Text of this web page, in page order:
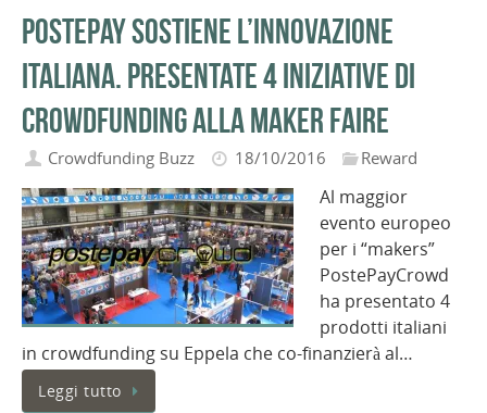
PostePay sostiene l’innovazione
italiana. Presentate 4 iniziative di
crowdfunding alla Maker Faire
Crowdfunding Buzz 18/10/2016 Reward
Al maggior
evento europeo
per i “makers”
PostePayCrowd
ha presentato 4
prodotti italiani
in crowdfunding su Eppela che co-finanzierà al…
Leggi tutto